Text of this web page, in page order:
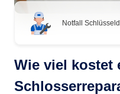
Notfall
Wie viel kostet